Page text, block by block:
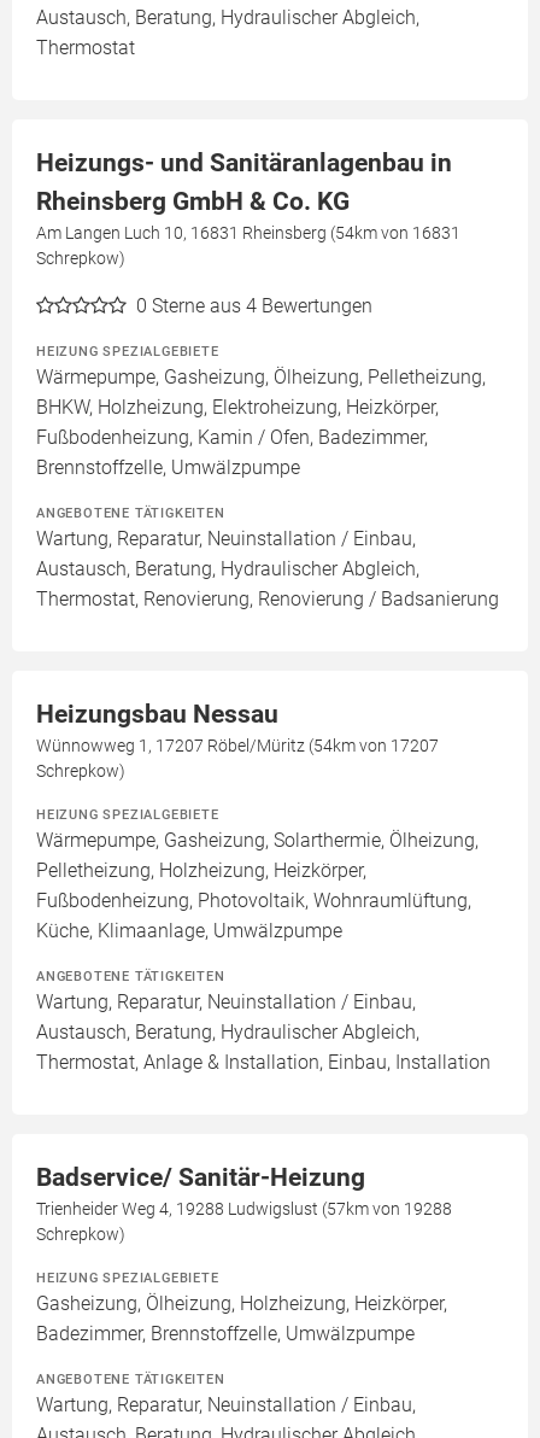
Austausch, Beratung, Hydraulischer Abgleich,
Thermostat
Heizungs- und Sanitäranlagenbau in
Rheinsberg GmbH & Co. KG
Am Langen Luch 10, 16831 Rheinsberg (54km von 16831
Schrepkow)
0 Sterne aus 4 Bewertungen
HEIZUNG SPEZIALGEBIETE
Wärmepumpe, Gasheizung, Ölheizung, Pelletheizung,
BHKW, Holzheizung, Elektroheizung, Heizkörper,
Fußbodenheizung, Kamin / Ofen, Badezimmer,
Brennstoffzelle, Umwälzpumpe
ANGEBOTENE TÄTIGKEITEN
Wartung, Reparatur, Neuinstallation / Einbau,
Austausch, Beratung, Hydraulischer Abgleich,
Thermostat, Renovierung, Renovierung / Badsanierung
Heizungsbau Nessau
Wünnowweg 1, 17207 Röbel/Müritz (54km von 17207
Schrepkow)
HEIZUNG SPEZIALGEBIETE
Wärmepumpe, Gasheizung, Solarthermie, Ölheizung,
Pelletheizung, Holzheizung, Heizkörper,
Fußbodenheizung, Photovoltaik, Wohnraumlüftung,
Küche, Klimaanlage, Umwälzpumpe
ANGEBOTENE TÄTIGKEITEN
Wartung, Reparatur, Neuinstallation / Einbau,
Austausch, Beratung, Hydraulischer Abgleich,
Thermostat, Anlage & Installation, Einbau, Installation
Badservice/ Sanitär-Heizung
Trienheider Weg 4, 19288 Ludwigslust (57km von 19288
Schrepkow)
HEIZUNG SPEZIALGEBIETE
Gasheizung, Ölheizung, Holzheizung, Heizkörper,
Badezimmer, Brennstoffzelle, Umwälzpumpe
ANGEBOTENE TÄTIGKEITEN
Wartung, Reparatur, Neuinstallation / Einbau,